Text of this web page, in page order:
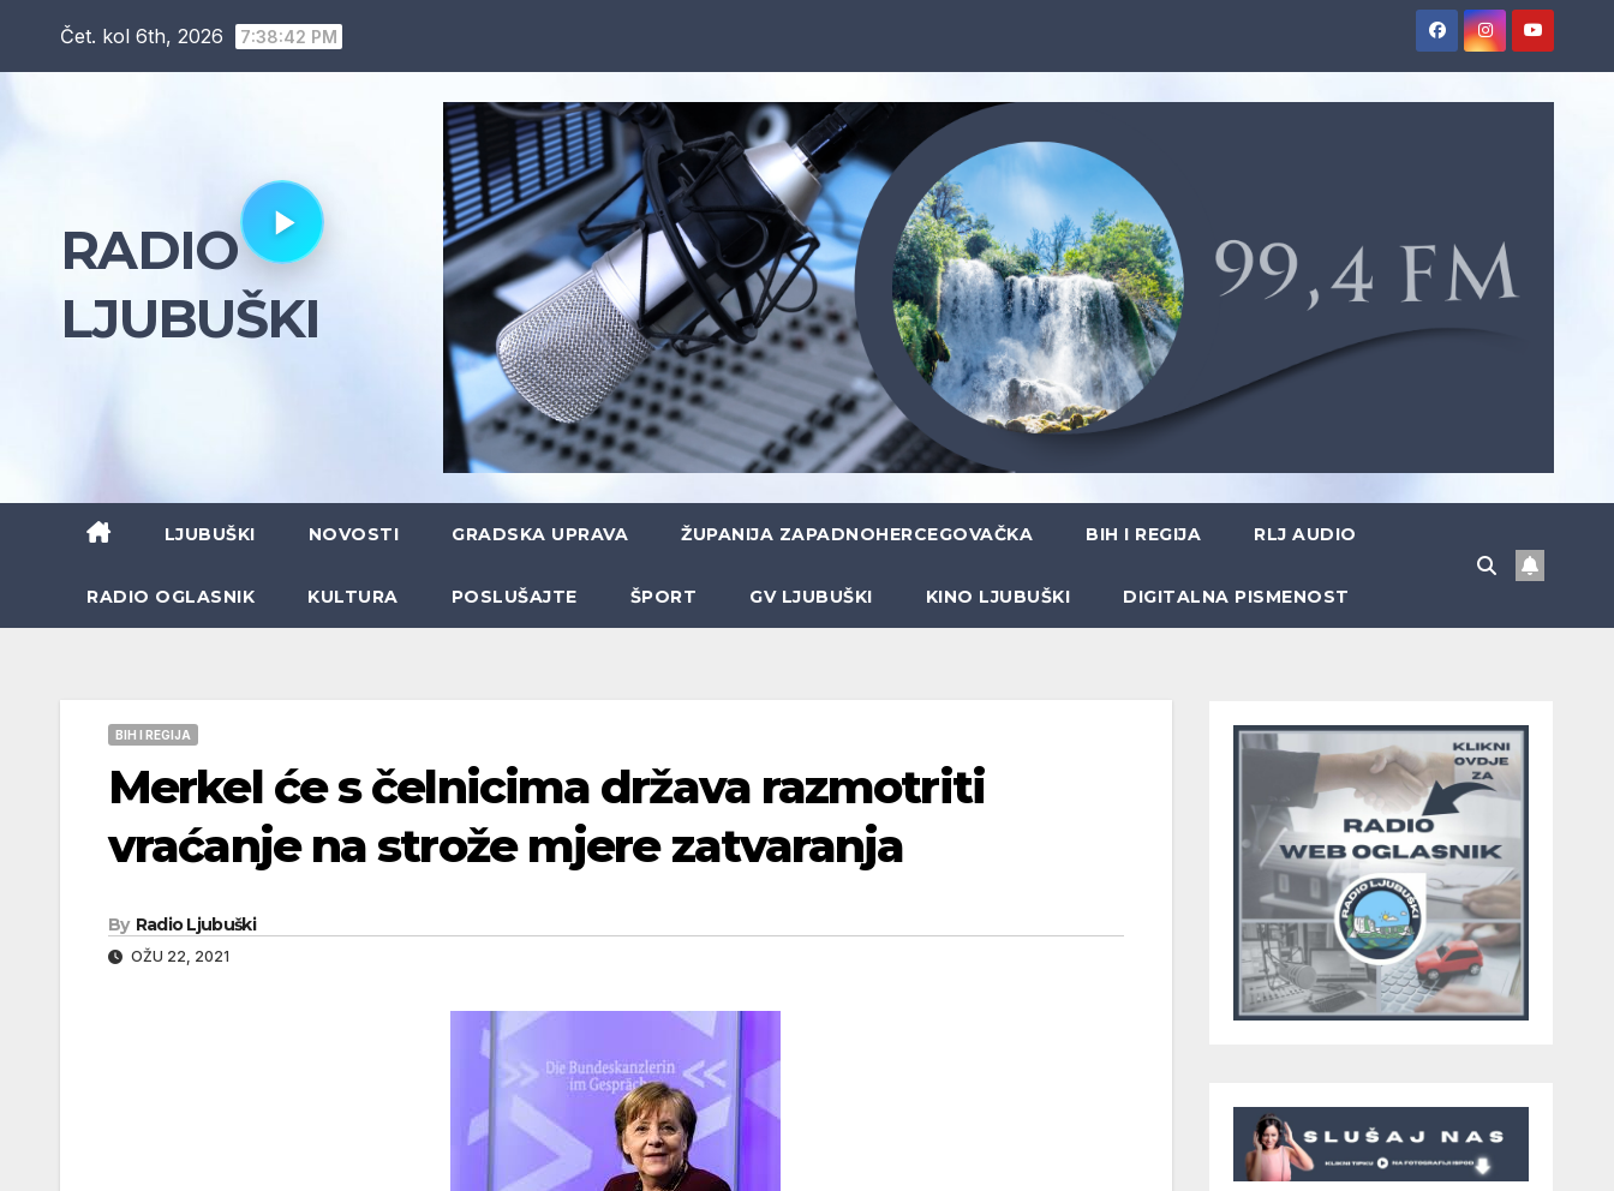
Čet. kol 6th, 2026 7:38:43 PM
RADIO
LJUBUŠKI
LJUBUŠKI NOVOSTI GRADSKA UPRAVA ŽUPANIJA ZAPADNOHERCEGOVAČKA BIH I REGIJA RLJ AUDIO
RADIO OGLASNIK KULTURA POSLUŠAJTE ŠPORT GV LJUBUŠKI KINO LJUBUŠKI DIGITALNA PISMENOST
BIH I REGIJA
Merkel će s čelnicima država razmotriti
vraćanje na strože mjere zatvaranja
By Radio Ljubuški
OŽU 22, 2021